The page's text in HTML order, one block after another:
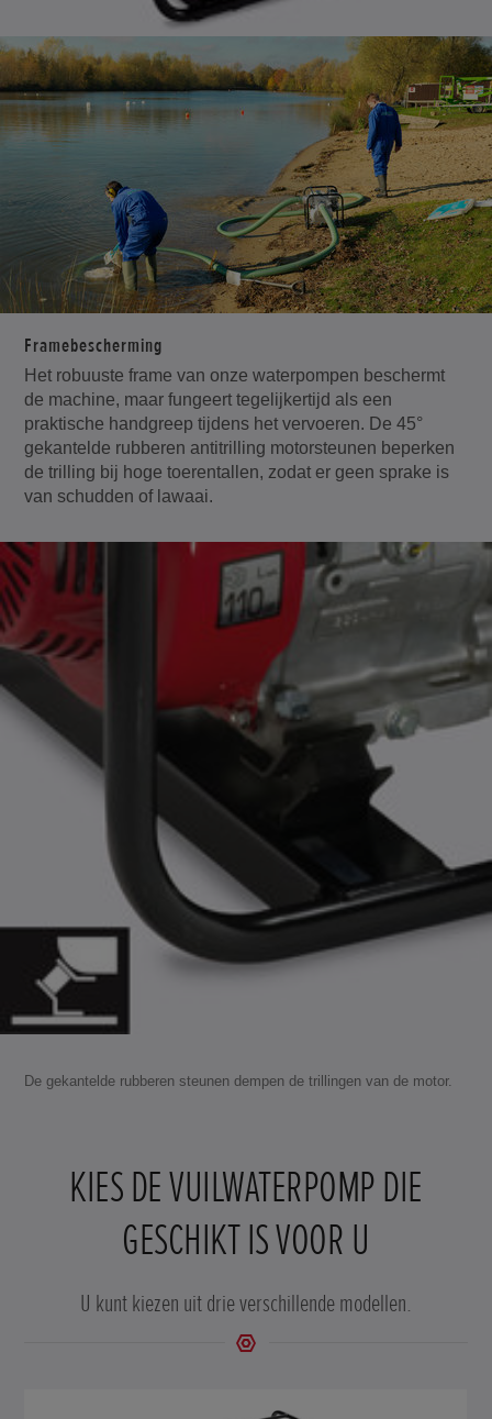
Framebescherming
Het robuuste frame van onze waterpompen beschermt
de machine, maar fungeert tegelijkertijd als een
praktische handgreep tijdens het vervoeren. De 45°
gekantelde rubberen antitrilling motorsteunen beperken
de trilling bij hoge toerentallen, zodat er geen sprake is
van schudden of lawaai.
De gekantelde rubberen steunen dempen de trillingen van de motor.
KIES DE VUILWATERPOMP DIE
GESCHIKT IS VOOR U
U kunt kiezen uit drie verschillende modellen.